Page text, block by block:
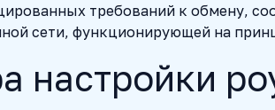
требований к обмену,
сети, функционирующей на
настройки